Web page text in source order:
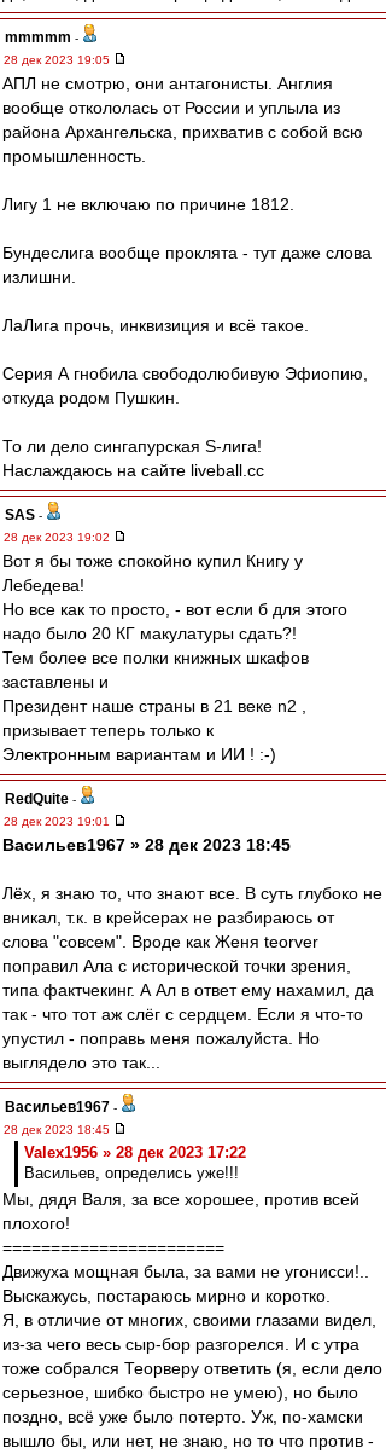
mmmmm -
28 дек 2023 19:05
АПЛ не смотрю, они антагонисты. Англия
вообще откололась от России и уплыла из
района Архангельска, прихватив с собой всю
промышленность.
Лигу 1 не включаю по причине 1812.
Бундеслига вообще проклята - тут даже слова
излишни.
ЛаЛига прочь, инквизиция и всё такое.
Серия А гнобила свободолюбивую Эфиопию,
откуда родом Пушкин.
То ли дело сингапурская S-лига!
Наслаждаюсь на сайте liveball.cc
SAS -
28 дек 2023 19:02
Вот я бы тоже спокойно купил Книгу у
Лебедева!
Но все как то просто, - вот если б для этого
надо было 20 КГ макулатуры сдать?!
Тем более все полки книжных шкафов
заставлены и
Президент наше страны в 21 веке n2 ,
призывает теперь только к
Электронным вариантам и ИИ ! :-)
RedQuite -
28 дек 2023 19:01
Васильев1967 » 28 дек 2023 18:45
Лёх, я знаю то, что знают все. В суть глубоко не
вникал, т.к. в крейсерах не разбираюсь от
слова "совсем". Вроде как Женя teorver
поправил Ала с исторической точки зрения,
типа фактчекинг. А Ал в ответ ему нахамил, да
так - что тот аж слёг с сердцем. Если я что-то
упустил - поправь меня пожалуйста. Но
выглядело это так...
Васильев1967 -
28 дек 2023 18:45
Valex1956 » 28 дек 2023 17:22
Васильев, определись уже!!!
Мы, дядя Валя, за все хорошее, против всей
плохого!
=======================
Движуха мощная была, за вами не угонисси!..
Выскажусь, постараюсь мирно и коротко.
Я, в отличие от многих, своими глазами видел,
из-за чего весь сыр-бор разгорелся. И с утра
тоже собрался Теорверу ответить (я, если дело
серьезное, шибко быстро не умею), но было
поздно, всё уже было потерто. Уж, по-хамски
вышло бы, или нет, не знаю, но то что против -